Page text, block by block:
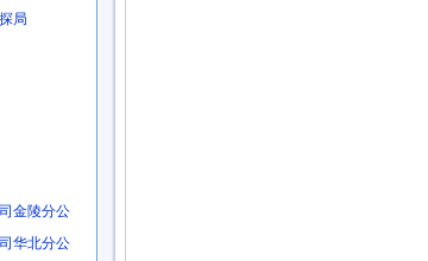
公司
成有限公
公司
公司
局
金陵分公
华北分公